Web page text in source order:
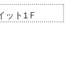
ト1Ｆ